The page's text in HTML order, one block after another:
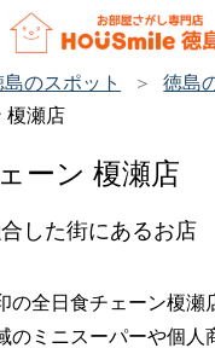
島のスポット
徳島
榎瀬店
ーン 榎瀬店
した街にあるお店
の全日食チェーン榎瀬
のミニスーパーや個人